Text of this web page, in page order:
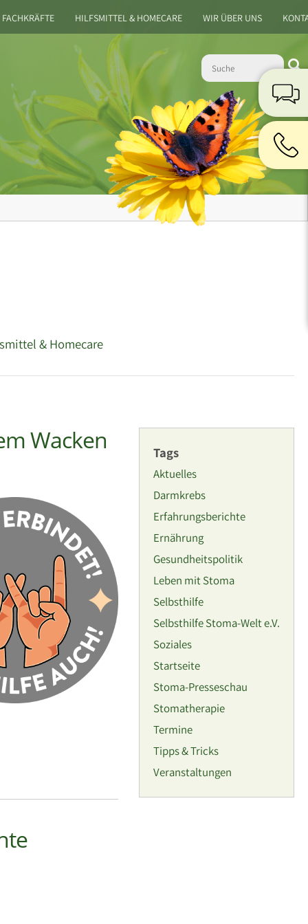
HILFSMITTEL & HOMECARE WIR ÜBER UNS
& Homecare
Tags
Aktuelles
Darmkrebs
Erfahrungsberichte
Ernährung
Gesundheitspolitik
Leben mit Stoma
Selbsthilfe
Selbsthilfe Stoma-Welt e.V.
Soziales
Startseite
Stoma-Presseschau
Stomatherapie
Termine
Tipps & Tricks
Veranstaltungen
Wacken